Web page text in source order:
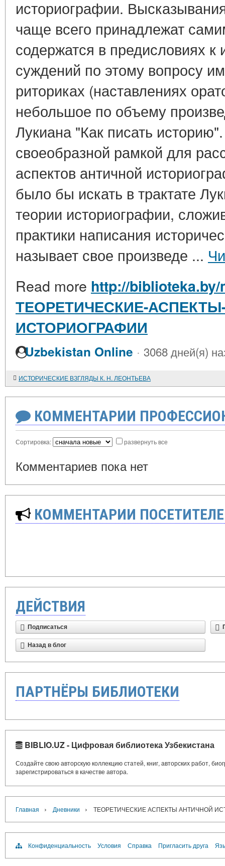
историографии.
чаще всего принадлежат
содержатся в предисловиях
суждений по этому вопросу
риториках (наставлениях
небольшое по объему
Лукиана "Как писать
своеобразной рамкой для
аспектов античной
было бы искать в трактате
теории историографии,
практики написания
называет свое произведе ...
Read more http://
ТЕОРЕТИЧЕСКИЕ-
ИСТОРИОГРАФИИ
Uzbekistan Online · 3068 дней(я)
ИСТОРИЧЕСКИЕ ВЗГЛЯДЫ К. Н. ЛЕОНТЬЕВА
КОММЕНТАРИИ
Сортировка: развернуть все
Комментариев пока нет
КОММЕНТАРИИ
ДЕЙСТВИЯ
Подписаться
Назад в блог
ПАРТНЁРЫ БИБЛИОТЕКИ
BIBLIO.UZ - Цифровая библиотека Узбекистана
Создайте свою авторскую коллекцию статей, книг, авторских работ,
зарегистрироваться в качестве автора.
Главная › Дневники › ТЕОРЕТИЧЕСКИЕ АСПЕКТЫ АНТИЧНОЙ
Конфиденциальность Условия Справка Пригласить друга